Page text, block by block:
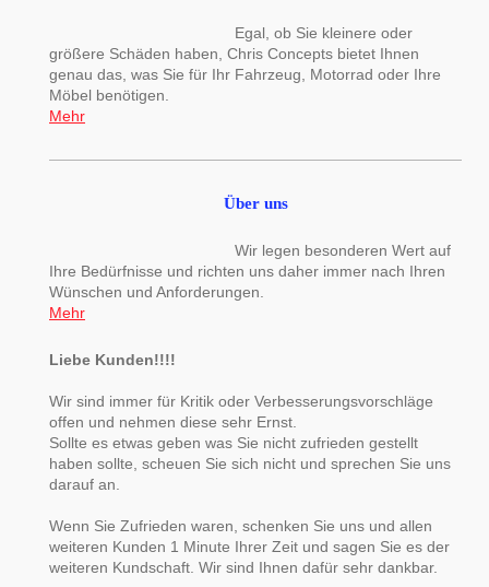
Egal, ob Sie kleinere oder
größere Schäden haben, Chris Concepts bietet Ihnen
genau das, was Sie für Ihr Fahrzeug, Motorrad oder Ihre
Möbel benötigen.
Mehr
Über uns
Wir legen besonderen Wert auf
Ihre Bedürfnisse und richten uns daher immer nach Ihren
Wünschen und Anforderungen.
Mehr
Liebe Kunden!!!!
Wir sind immer für Kritik oder Verbesserungsvorschläge
offen und nehmen diese sehr Ernst.
Sollte es etwas geben was Sie nicht zufrieden gestellt
haben sollte, scheuen Sie sich nicht und sprechen Sie uns
darauf an.
Wenn Sie Zufrieden waren, schenken Sie uns und allen
weiteren Kunden 1 Minute Ihrer Zeit und sagen Sie es der
weiteren Kundschaft. Wir sind Ihnen dafür sehr dankbar.